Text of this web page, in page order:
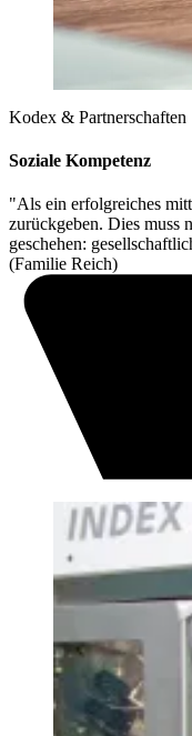
Kodex & Partnerschaften
Soziale Kompetenz
"Als ein erfolgreiches
zurückgeben. Dies muss
geschehen:
(Familie Reich)